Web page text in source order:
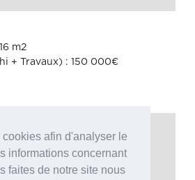
afin d'analyser le
informations concernant
faites de notre site nous
m2
+ Travaux) : 150 000€